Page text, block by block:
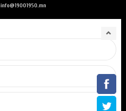
info@19001950.mn